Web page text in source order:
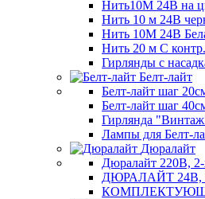
Нить10М 24В на
Нить 10 м 24В
Нить 10М 24В
Нить 20 м С
Гирлянды с
Белт-лайт
Белт-лайт шаг
Белт-лайт шаг
Гирлянда
Лампы для Белт-
Дюралайт
Дюралайт 220В,
ДЮРАЛАЙТ